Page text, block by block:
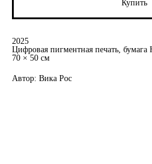
Купить
2025
Цифровая пигментная печать, бумага
70 × 50 см
Автор: Вика Рос